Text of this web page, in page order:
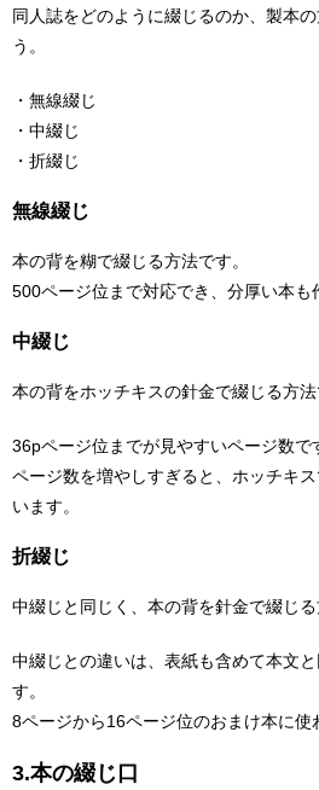
同人誌をどのように綴じるのか、製本
う。
・無線綴じ
・中綴じ
・折綴じ
無線綴じ
本の背を糊で綴じる方法です。
500ページ位まで対応でき、分厚い本も
中綴じ
本の背をホッチキスの針金で綴じる方法
36pページ位までが見やすいページ数で
ページ数を増やしすぎると、ホッチキ
います。
折綴じ
中綴じと同じく、本の背を針金で綴じる
中綴じとの違いは、表紙も含めて本文
す。
8ページから16ページ位のおまけ本に使
3.本の綴じ口